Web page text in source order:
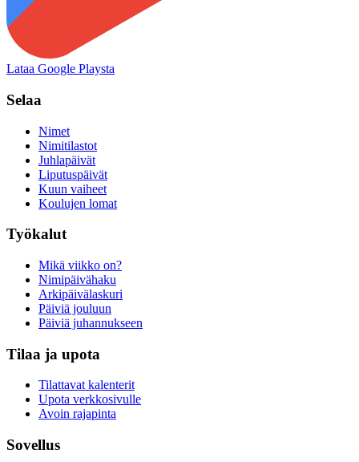
Lataa Google Playsta
Selaa
Nimet
Nimitilastot
Juhlapäivät
Liputuspäivät
Kuun vaiheet
Koulujen lomat
Työkalut
Mikä viikko on?
Nimipäivähaku
Arkipäivälaskuri
Päiviä jouluun
Päiviä juhannukseen
Tilaa ja upota
Tilattavat kalenterit
Upota verkkosivulle
Avoin rajapinta
Sovellus